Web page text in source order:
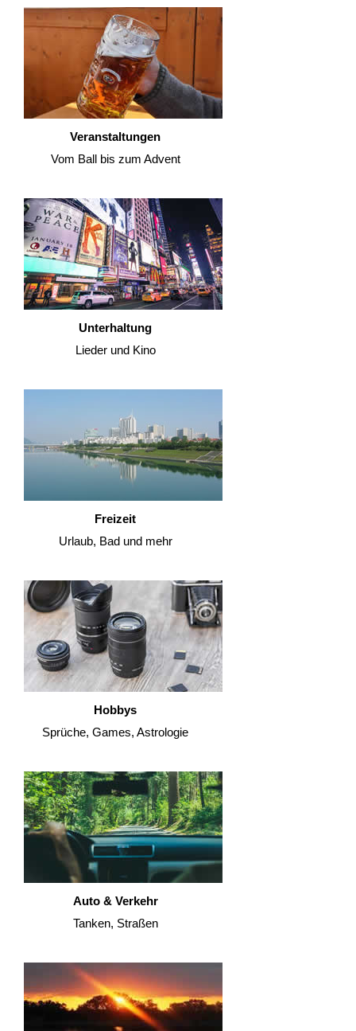
Veranstaltungen
Vom Ball bis zum Advent
Unterhaltung
Lieder und Kino
Freizeit
Urlaub, Bad und mehr
Hobbys
Sprüche, Games, Astrologie
Auto & Verkehr
Tanken, Straßen